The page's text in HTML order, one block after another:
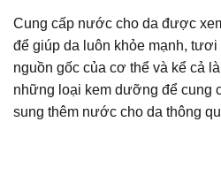
Cung cấp nước cho da được
để giúp da luôn khỏe mạnh,
nguồn gốc của cơ thể và kể cả
những loại kem dưỡng để cung
sung thêm nước cho da thông